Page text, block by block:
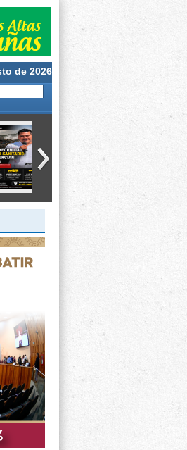
de 2026
la
Taller de Cultivo de
Langostino –